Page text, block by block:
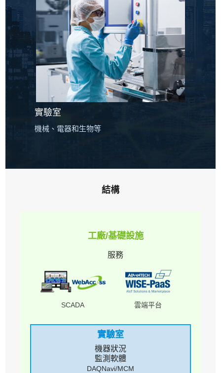
實驗室
機械、電器和生物等
結構
工廠/基礎設施
服務
SCADA 雲端平台
實驗室
機器狀況
監測軟體
DAQNavi/MCM